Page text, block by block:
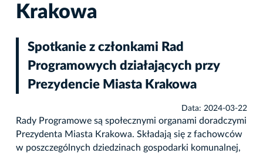
Krakowa
Spotkanie z członkami Rad
Programowych działających przy
Prezydencie Miasta Krakowa
Data: 2024-03-22
Rady Programowe są społecznymi organami doradczymi
Prezydenta Miasta Krakowa. Składają się z fachowców
w poszczególnych dziedzinach gospodarki komunalnej,